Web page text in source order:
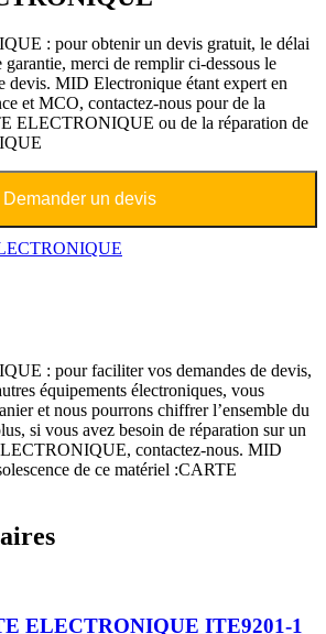
: pour obtenir un devis gratuit, le délai
merci de remplir ci-dessous le
devis. MID Electronique étant expert en
et MCO, contactez-nous pour de la
ELECTRONIQUE ou de la réparation de
Demander un devis
: pour faciliter vos demandes de devis,
équipements électroniques, vous
et nous pourrons chiffrer l’ensemble du
si vous avez besoin de réparation sur un
contactez-nous. MID
de ce matériel :CARTE
ELECTRONIQUE ITE9201-1